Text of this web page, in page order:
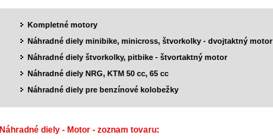
Kompletné motory
Náhradné diely minibike, minicross, štvorkolky - dvojtaktný motor
Náhradné diely štvorkolky, pitbike - štvortaktný motor
Náhradné diely NRG, KTM 50 cc, 65 cc
Náhradné diely pre benzínové kolobežky
Náhradné diely - Motor - zoznam tovaru: